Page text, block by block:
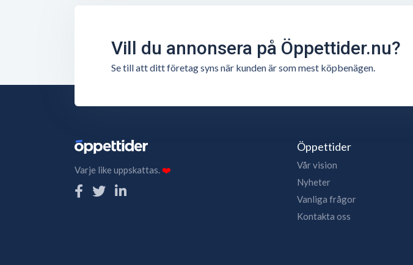
Vill du annonsera på Öppettider.nu?
Se till att ditt företag syns när kunden är som mest köpbenägen.
Varje like uppskattas.❤️
Öppettider
Vår vision
Nyheter
Vanliga frågor
Kontakta oss